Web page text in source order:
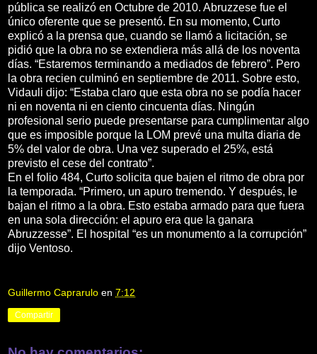
pública se realizó en Octubre de 2010. Abruzzese fue el
único oferente que se presentó. En su momento, Curto
explicó a la prensa que, cuando se llamó a licitación, se
pidió que la obra no se extendiera más allá de los noventa
días. “Estaremos terminando a mediados de febrero”. Pero
la obra recien culminó en septiembre de 2011. Sobre esto,
Vidauli dijo: “Estaba claro que esta obra no se podía hacer
ni en noventa ni en ciento cincuenta días. Ningún
profesional serio puede presentarse para cumplimentar algo
que es imposible porque la LOM prevé una multa diaria de
5% del valor de obra. Una vez superado el 25%, está
previsto el cese del contrato”.
En el folio 484, Curto solicita que bajen el ritmo de obra por
la temporada. “Primero, un apuro tremendo. Y después, le
bajan el ritmo a la obra. Esto estaba armado para que fuera
en una sola dirección: el apuro era que la ganara
Abruzzesse”. El hospital “es un monumento a la corrupción”
dijo Ventoso.
Guillermo Caprarulo en 7:12
Compartir